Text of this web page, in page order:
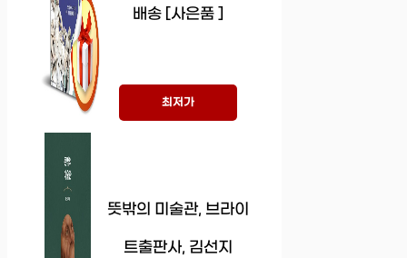
배송 [사은품 ]
최저가
뜻밖의 미술관, 브라이
트출판사, 김선지